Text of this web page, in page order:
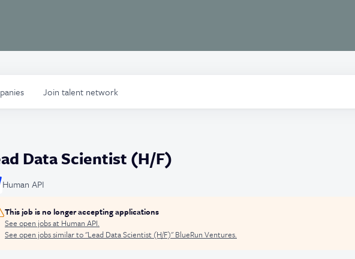
Join talent network
Data Scientist (H/F)
Human API
This job is no longer accepting applications
See open jobs at Human API.
See open jobs similar to "Lead Data Scientist (H/F)"BlueRun Ventures.